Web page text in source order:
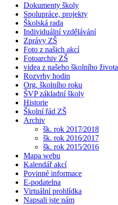
Dokumenty školy
Spolupráce, projekty
Školská rada
Individuální vzdělávání
Zprávy ZŠ
Foto z našich akcí
Fotoarchiv ZŠ
videa z našeho školního života
Rozvrhy hodin
Org. školního roku
ŠVP základní školy
Historie
Školní řád ZŠ
Archiv
šk. rok 2017⁄2018
šk. rok 2016⁄2017
šk. rok 2015⁄2016
Mapa webu
Kalendář akcí
Povinné informace
E-podatelna
Virtuální prohlídka
Napsali jste nám